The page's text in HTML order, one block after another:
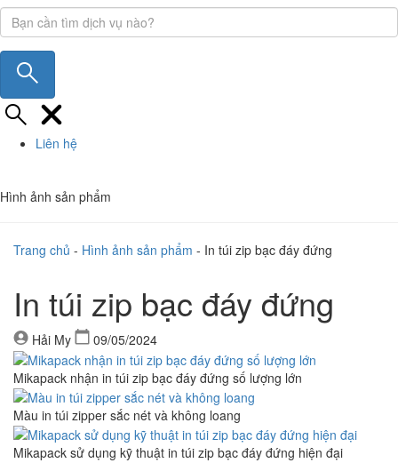
Liên hệ
Hình ảnh sản phẩm
Trang chủ - Hình ảnh sản phẩm - In túi zip bạc đáy đứng
In túi zip bạc đáy đứng
Hải My 09/05/2024
Mikapack nhận in túi zip bạc đáy đứng số lượng lớn
Màu in túi zipper sắc nét và không loang
Mikapack sử dụng kỹ thuật in túi zip bạc đáy đứng hiện đại